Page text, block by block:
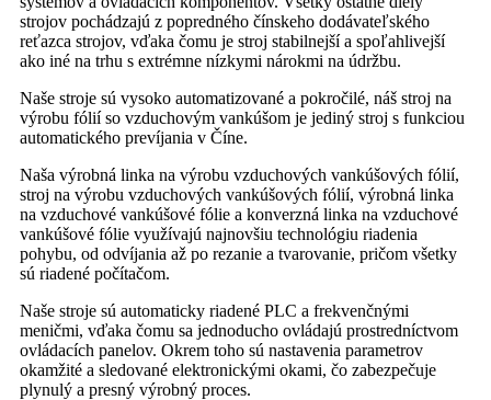
strojov pochádzajú z popredného čínskeho dodávateľského
reťazca strojov, vďaka čomu je stroj stabilnejší a spoľahlivejší
ako iné na trhu s extrémne nízkymi nárokmi na údržbu.
Naše stroje sú vysoko automatizované a pokročilé, náš stroj na
výrobu fólií so vzduchovým vankúšom je jediný stroj s funkciou
automatického prevíjania v Číne.
Naša výrobná linka na výrobu vzduchových vankúšových fólií,
stroj na výrobu vzduchových vankúšových fólií, výrobná linka
na vzduchové vankúšové fólie a konverzná linka na vzduchové
vankúšové fólie využívajú najnovšiu technológiu riadenia
pohybu, od odvíjania až po rezanie a tvarovanie, pričom všetky
sú riadené počítačom.
Naše stroje sú automaticky riadené PLC a frekvenčnými
meničmi, vďaka čomu sa jednoducho ovládajú prostredníctvom
ovládacích panelov. Okrem toho sú nastavenia parametrov
okamžité a sledované elektronickými okami, čo zabezpečuje
plynulý a presný výrobný proces.